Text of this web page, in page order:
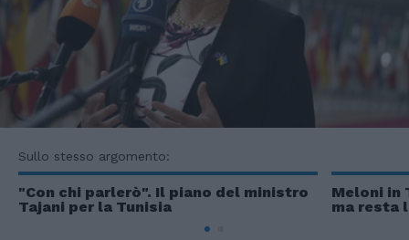
Sullo stesso argomento:
"Con chi parlerò". Il piano del ministro
Tajani per la Tunisia
Meloni in
ma resta